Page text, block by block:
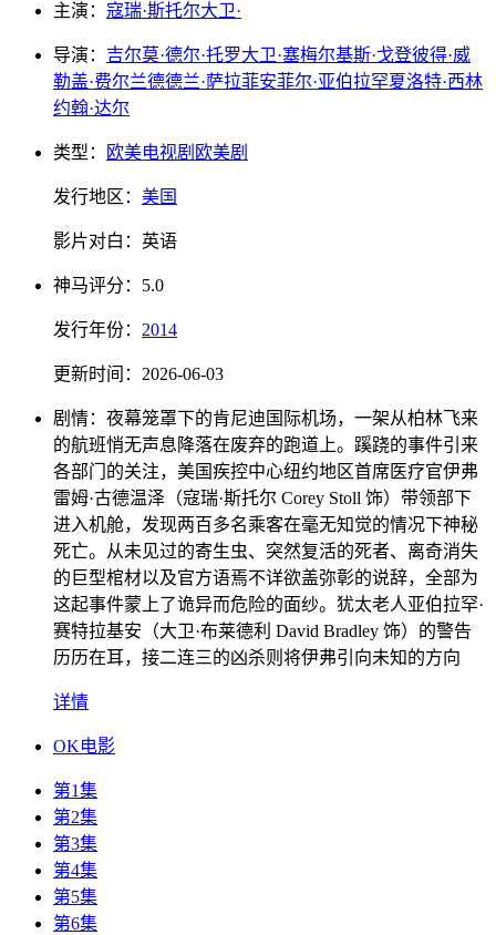
主演： 寇瑞·斯托尔大卫·
导演： 吉尔莫·德尔·托罗大卫·塞梅尔基斯·戈登彼得·威
勒盖·费尔兰德德兰·萨拉菲安菲尔·亚伯拉罕夏洛特·西林
约翰·达尔
类型： 欧美电视剧 欧美剧
发行地区： 美国
影片对白： 英语
神马评分： 5.0
发行年份： 2014
更新时间： 2026-06-03
剧情： 夜幕笼罩下的肯尼迪国际机场，一架从柏林飞来
的航班悄无声息降落在废弃的跑道上。蹊跷的事件引来
各部门的关注，美国疾控中心纽约地区首席医疗官伊弗
雷姆·古德温泽（寇瑞·斯托尔 Corey Stoll 饰）带领部下
进入机舱，发现两百多名乘客在毫无知觉的情况下神秘
死亡。从未见过的寄生虫、突然复活的死者、离奇消失
的巨型棺材以及官方语焉不详欲盖弥彰的说辞，全部为
这起事件蒙上了诡异而危险的面纱。犹太老人亚伯拉罕·
赛特拉基安（大卫·布莱德利 David Bradley 饰）的警告
历历在耳，接二连三的凶杀则将伊弗引向未知的方向
详情
OK电影
第1集
第2集
第3集
第4集
第5集
第6集